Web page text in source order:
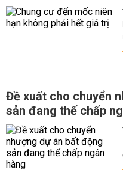
Đề xuất cho chuyển
sản đang thế chấp